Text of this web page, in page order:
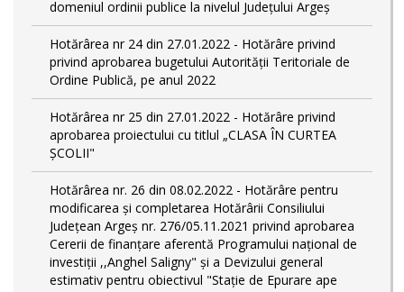
domeniul ordinii publice la nivelul Județului Argeș
Hotărârea nr 24 din 27.01.2022 - Hotărâre privind
privind aprobarea bugetului Autorității Teritoriale de
Ordine Publică, pe anul 2022
Hotărârea nr 25 din 27.01.2022 - Hotărâre privind
aprobarea proiectului cu titlul „CLASA ÎN CURTEA
ȘCOLII"
Hotărârea nr. 26 din 08.02.2022 - Hotărâre pentru
modificarea și completarea Hotărârii Consiliului
Județean Argeș nr. 276/05.11.2021 privind aprobarea
Cererii de finanțare aferentă Programului național de
investiții ,,Anghel Saligny" și a Devizului general
estimativ pentru obiectivul "Stație de Epurare ape